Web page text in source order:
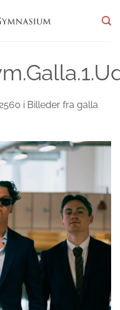
i Billeder fra galla